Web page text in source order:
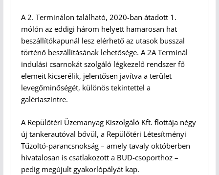
A 2. Terminálon található, 2020-ban átadott 1.
mólón az eddigi három helyett hamarosan hat
beszállítókapunál lesz elérhető az utasok busszal
történő beszállításának lehetősége. A 2A Terminál
indulási csarnokát szolgáló légkezelő rendszer fő
elemeit kicserélik, jelentősen javítva a terület
levegőminőségét, különös tekintettel a
galériaszintre.
A Repülőtéri Üzemanyag Kiszolgáló Kft. flottája négy
új tankerautóval bővül, a Repülőtéri Létesítményi
Tűzoltó-parancsnokság – amely tavaly októberben
hivatalosan is csatlakozott a BUD-csoporthoz –
pedig megújult gyakorlópályát kap.